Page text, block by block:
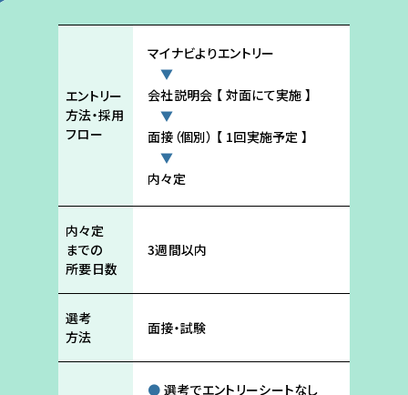
エントリー
方法・採用
フロー
マイナビよりエントリー
会社説明会 【 対面にて実施 】
面接（個別） 【 1回実施予定 】
内々定
内々定
までの
所要日数
3週間以内
選考
方法
面接・試験
● 選考でエントリーシートなし